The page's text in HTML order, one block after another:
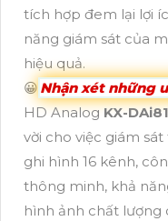
tích hợp đem lại lợi
năng giám sát của
hiệu quả.
😀 Nhận xét những
HD AnalogKX-
vời cho việc giám
ghi hình 16 kênh,
thông minh, khả
hình ảnh chất lượng